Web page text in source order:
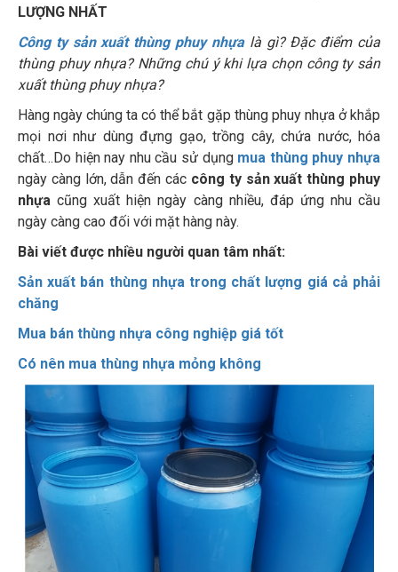
LƯỢNG NHẤT
Công ty sản xuất thùng phuy nhựalà gì? Đặc điểm của
thùng phuy nhựa? Những chú ý khi lựa chọn công ty sản
xuất thùng phuy nhựa?
Hàng ngày chúng ta có thể bắt gặp thùng phuy nhựa ở khắp
mọi nơi như dùng đựng gạo, trồng cây, chứa nước, hóa
chất…Do hiện nay nhu cầu sử dụng mua thùng phuy nhựa
ngày càng lớn, dẫn đến các công ty sản xuất thùng phuy
nhựa cũng xuất hiện ngày càng nhiều, đáp ứng nhu cầu
ngày càng cao đối với mặt hàng này.
Bài viết được nhiều người quan tâm nhất:
Sản xuất bán thùng nhựa trong chất lượng giá cả phải
chăng
Mua bán thùng nhựa công nghiệp giá tốt
Có nên mua thùng nhựa mỏng không